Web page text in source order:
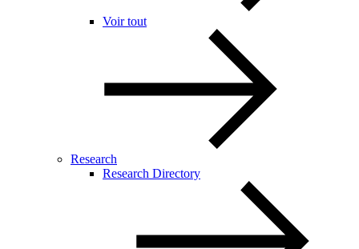
Voir tout
Research
Research Directory